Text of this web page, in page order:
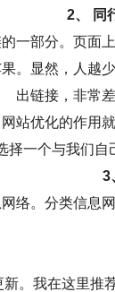
2、 同
一部分。页面
。显然，人越
出链接，非常
站优化的作用
择一个与我们自
3
络。分类信息
。我在这里推